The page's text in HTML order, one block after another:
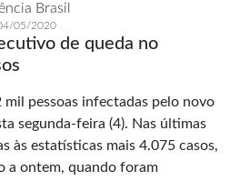
Brasil
05/2020
de queda no
pessoas infectadas pelo novo
segunda-feira (4). Nas últimas
às estatísticas mais 4.075 casos,
a ontem, quando foram